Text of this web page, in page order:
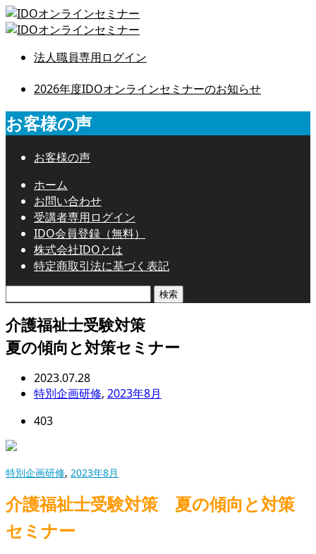
法人職員専用ログイン
2026年度IDOオンラインセミナーのお知らせ
お客様の声
お客様の声
ホーム
お問い合わせ
受講者専用ログイン
IDO会員登録（無料）
株式会社IDOとは
特定商取引法に基づく表記
介護福祉士受験対策
夏の傾向と対策セミナー
2023.07.28
特別企画研修, 2023年8月
403
特別企画研修, 2023年8月
介護福祉士受験対策 夏の傾向と対策
セミナー